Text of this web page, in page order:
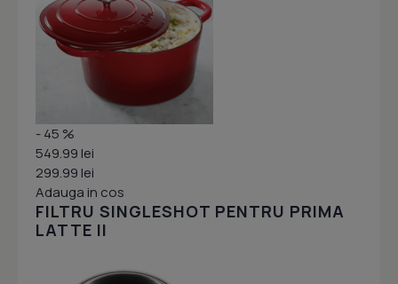
- 45 %
549.99 lei
299.99 lei
Adauga in cos
FILTRU SINGLESHOT PENTRU PRIMA
LATTE II